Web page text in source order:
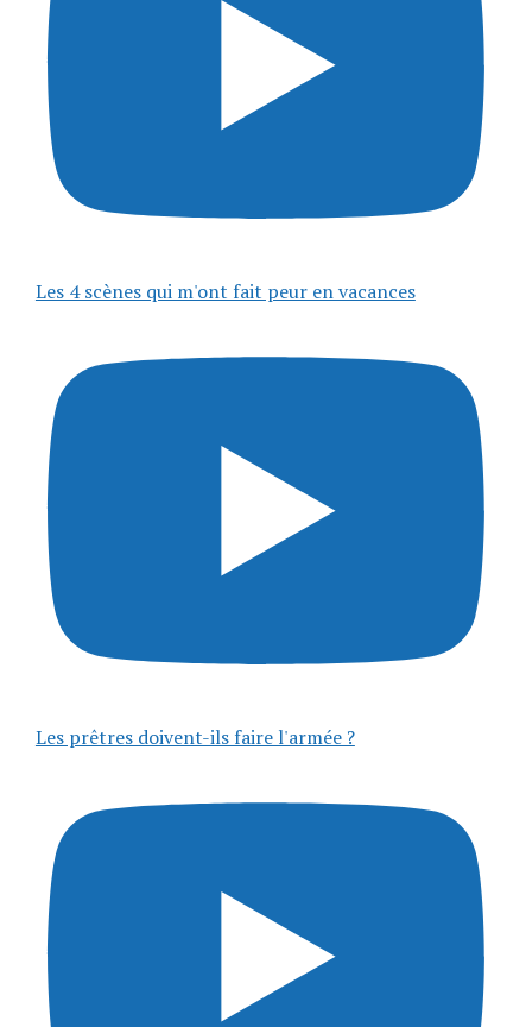
Les 4 scènes qui m'ont fait peur en vacances
Les prêtres doivent-ils faire l'armée ?